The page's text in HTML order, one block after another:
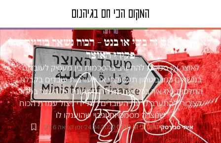
טור דעה
לא משנה אם זה ביבי או בנט – הכוח נשאר בידיים של
פקידי האוצר
לאוצר אין סמכות להתערב בהסכמות בין מעסיק לעובדים
בנושאים כמו ביטחון תעסוקתי או מעורבות עובדים בקבלת
החלטות, אז איך בכל זאת מצליח הממונה על השכר במגזר
הציבורי להתערב לרעת העובדים? על ידי ניצול עמדת הכוח
שנוצרה מסמכויות וגיבוי שהוענקו לו
איתי סבירסקי·המקום הכי חם בגיהנום·
24.04.2022
·זמן קריאה 6 דק׳